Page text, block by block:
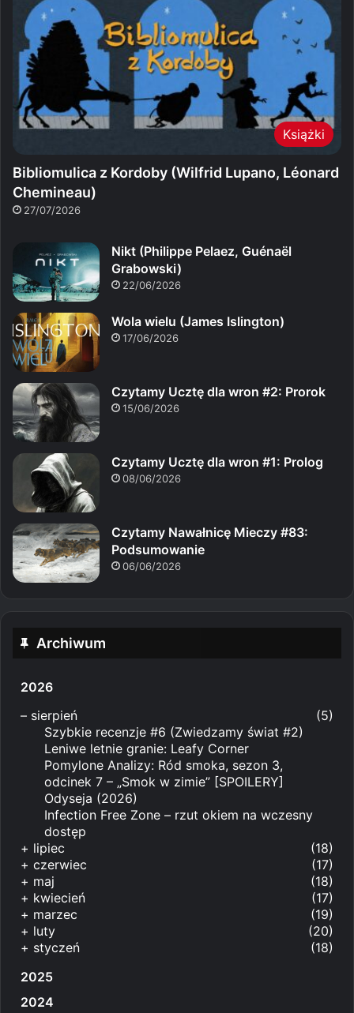
Książki
Bibliomulica z Kordoby (Wilfrid Lupano, Léonard
Chemineau)
27/07/2026
Nikt (Philippe Pelaez, Guénaël
Grabowski)
22/06/2026
Wola wielu (James Islington)
17/06/2026
Czytamy Ucztę dla wron #2: Prorok
15/06/2026
Czytamy Ucztę dla wron #1: Prolog
08/06/2026
Czytamy Nawałnicę Mieczy #83:
Podsumowanie
06/06/2026
Archiwum
2026
– sierpień
(5)
Szybkie recenzje #6 (Zwiedzamy świat #2)
Leniwe letnie granie: Leafy Corner
Pomylone Analizy: Ród smoka, sezon 3,
odcinek 7 – „Smok w zimie” [SPOILERY]
Odyseja (2026)
Infection Free Zone – rzut okiem na wczesny
dostęp
+ lipiec
(18)
+ czerwiec
(17)
+ maj
(18)
+ kwiecień
(17)
+ marzec
(19)
+ luty
(20)
+ styczeń
(18)
2025
2024